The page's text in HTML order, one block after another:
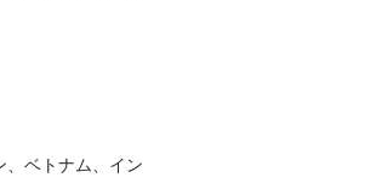
ベトナム、イン